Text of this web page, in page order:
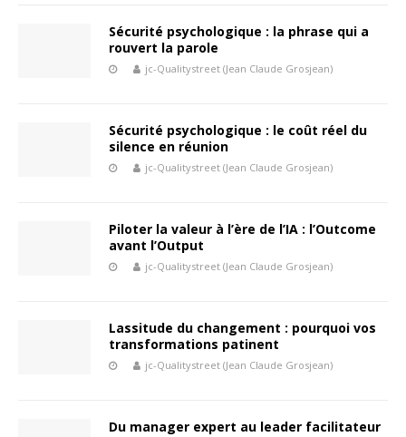
Sécurité psychologique : la phrase qui a
rouvert la parole
jc-Qualitystreet (Jean Claude Grosjean)
Sécurité psychologique : le coût réel du
silence en réunion
jc-Qualitystreet (Jean Claude Grosjean)
Piloter la valeur à l’ère de l’IA : l’Outcome
avant l’Output
jc-Qualitystreet (Jean Claude Grosjean)
Lassitude du changement : pourquoi vos
transformations patinent
jc-Qualitystreet (Jean Claude Grosjean)
Du manager expert au leader facilitateur